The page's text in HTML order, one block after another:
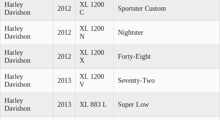
Harley
Davidson
2012
XL 1200
C
Sportster Custom
Harley
Davidson
2012
XL 1200
N
Nightster
Harley
Davidson
2012
XL 1200
X
Forty-Eight
Harley
Davidson
2013
XL 1200
V
Seventy-Two
Harley
Davidson
2013 XL 883 L Super Low